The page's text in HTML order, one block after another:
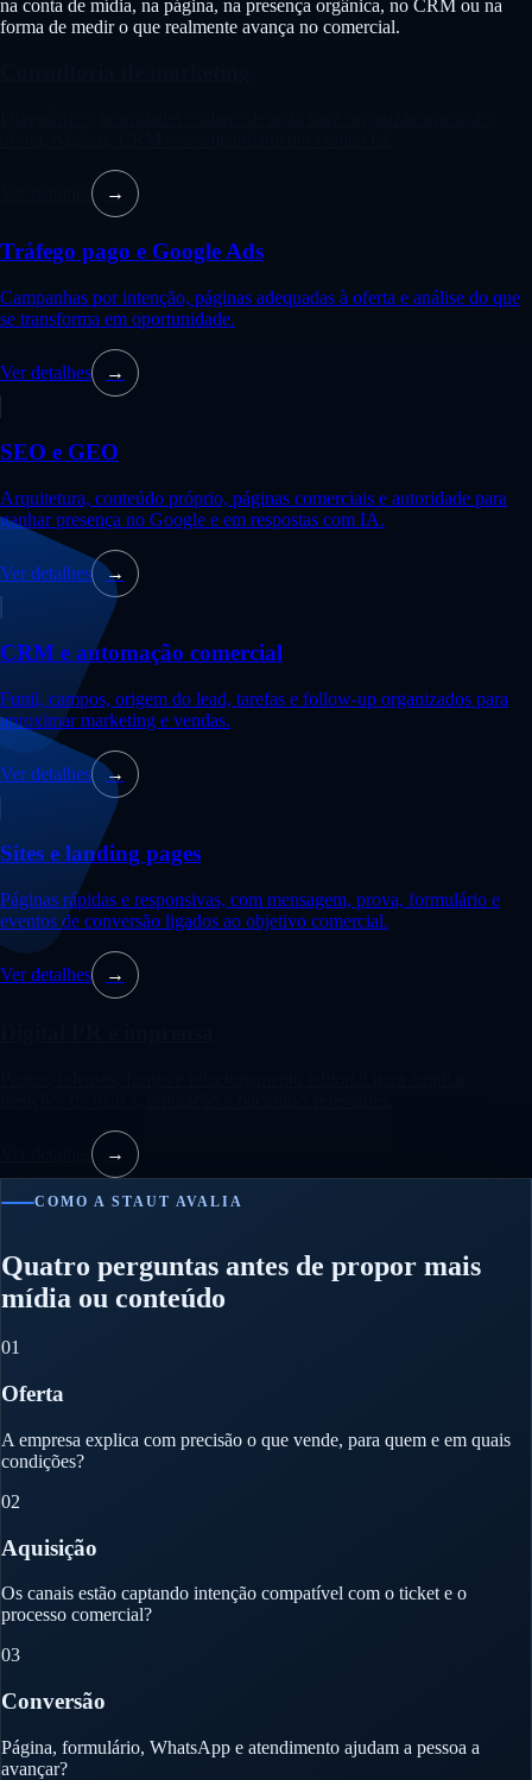
na conta de mídia, na página, na presença orgânica, no CRM ou na
forma de medir o que realmente avança no comercial.
→
Tráfego pago e Google Ads
Campanhas por intenção, páginas adequadas à oferta e análise do que
se transforma em oportunidade.
Ver detalhes →
SEO e GEO
Arquitetura, conteúdo próprio, páginas comerciais e autoridade para
ganhar presença no Google e em respostas com IA.
Ver detalhes →
CRM e automação comercial
Funil, campos, origem do lead, tarefas e follow-up organizados para
aproximar marketing e vendas.
Ver detalhes →
Sites e landing pages
Páginas rápidas e responsivas, com mensagem, prova, formulário e
eventos de conversão ligados ao objetivo comercial.
Ver detalhes →
→
COMO A STAUT AVALIA
Quatro perguntas antes de propor mais
mídia ou conteúdo
01
Oferta
A empresa explica com precisão o que vende, para quem e em quais
condições?
02
Aquisição
Os canais estão captando intenção compatível com o ticket e o
processo comercial?
03
Conversão
Página, formulário, WhatsApp e atendimento ajudam a pessoa a
avançar?